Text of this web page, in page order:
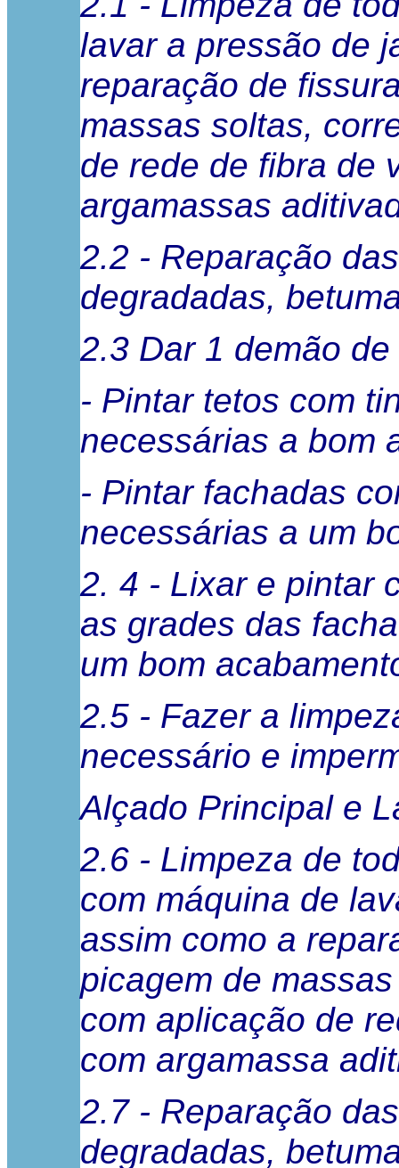
lavar a pressão de
reparação de
massas soltas,
de rede de fibra de
argamassas
2.2 - Reparação
degradadas,
2.3 Dar 1 demão
- Pintar tetos com
necessárias a bom
- Pintar fachadas
necessárias a um
2. 4 - Lixar e pintar
as grades das
um bom
2.5 - Fazer a
necessário e
Alçado Principal e
2.6 - Limpeza de
com máquina de
assim como a
picagem de
com aplicação de
com argamassa
2.7 - Reparação
degradadas,